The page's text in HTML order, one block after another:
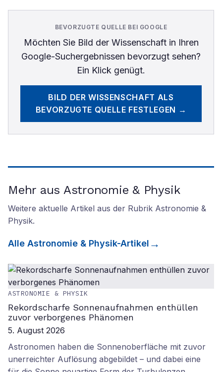
BEVORZUGTE QUELLE BEI GOOGLE
Möchten Sie Bild der Wissenschaftin Ihren
Google-Suchergebnissen bevorzugt sehen?
Ein Klick genügt.
BILD DER WISSENSCHAFT ALS
BEVORZUGTE QUELLE FESTLEGEN →
Mehr aus Astronomie & Physik
Weitere aktuelle Artikel aus der Rubrik Astronomie &
Physik.
Alle Astronomie & Physik-Artikel
ASTRONOMIE & PHYSIK
Rekordscharfe Sonnenaufnahmen enthüllen
zuvor verborgenes Phänomen
5. August 2026
Astronomen haben die Sonnenoberfläche mit zuvor
unerreichter Auflösung abgebildet – und dabei eine